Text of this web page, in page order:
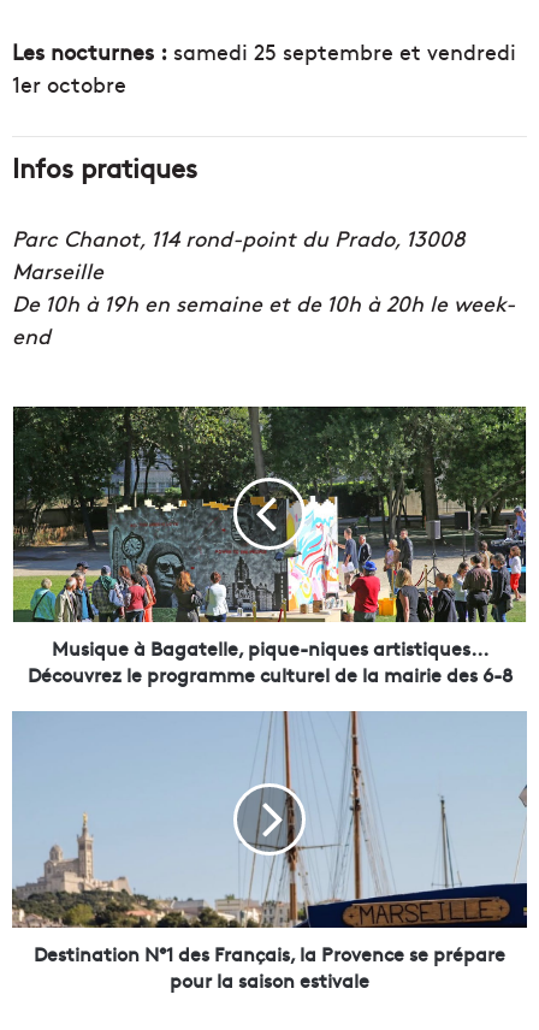
Les nocturnes : samedi 25 septembre et vendredi
1er octobre
Infos pratiques
Parc Chanot, 114 rond-point du Prado, 13008
Marseille
De 10h à 19h en semaine et de 10h à 20h le week-
end
M
u
s
i
q
u
e
à
B
i
q
Musique à Bagatelle, pique-niques artistiques...
Découvrez le programme culturel de la mairie des 6-8
t
i
Destination N°1 des Français, la Provence se prépare
pour la saison estivale